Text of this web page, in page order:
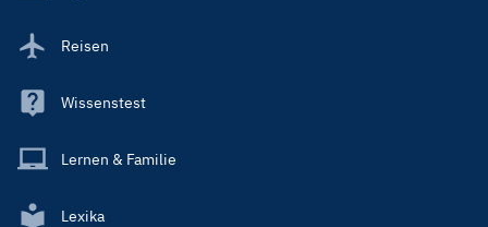
Reisen
Wissenstest
Lernen & Familie
Lexika